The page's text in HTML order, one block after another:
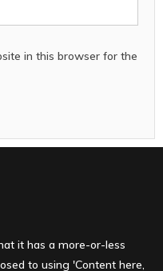
in this browser for the
it has a more-or-less
to using 'Content here,